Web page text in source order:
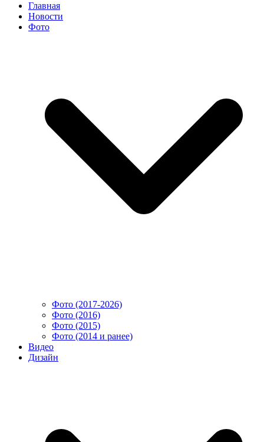
Главная
Новости
Фото
Фото (2017-2026)
Фото (2016)
Фото (2015)
Фото (2014 и ранее)
Видео
Дизайн